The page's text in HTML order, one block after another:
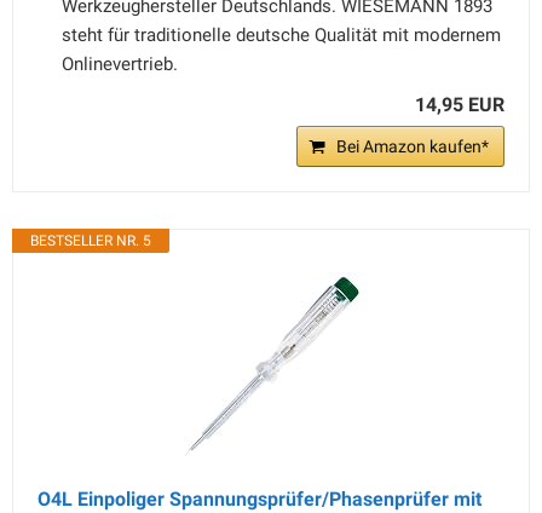
Werkzeughersteller Deutschlands. WIESEMANN 1893
steht für traditionelle deutsche Qualität mit modernem
Onlinevertrieb.
14,95 EUR
Bei Amazon kaufen*
BESTSELLER NR. 5
O4L Einpoliger Spannungsprüfer/Phasenprüfer mit